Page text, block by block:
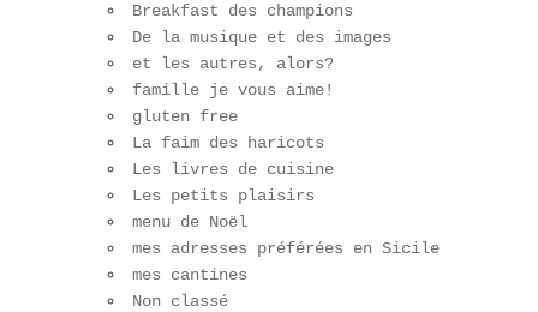
Breakfast des champions
De la musique et des images
et les autres, alors?
famille je vous aime!
gluten free
La faim des haricots
Les livres de cuisine
Les petits plaisirs
menu de Noël
mes adresses préférées en Sicile
mes cantines
Non classé